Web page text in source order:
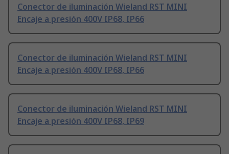
Conector de iluminación Wieland RST MINI
Encaje a presión 400V IP68, IP66
Conector de iluminación Wieland RST MINI
Encaje a presión 400V IP68, IP66
Conector de iluminación Wieland RST MINI
Encaje a presión 400V IP68, IP69